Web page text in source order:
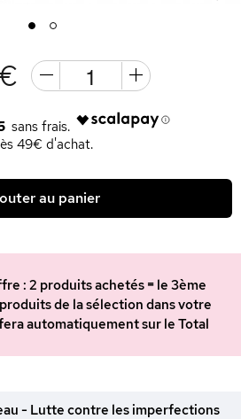
1 2
49€ d'achat.
au panier
: 2 produits achetés = le 3ème
de la sélection dans votre
automatiquement sur le Total
- Lutte contre les imperfections